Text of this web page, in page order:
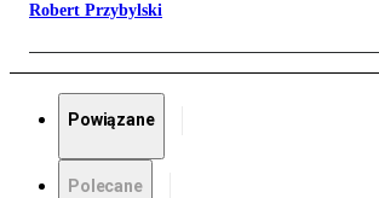
Robert Przybylski
Powiązane
Polecane